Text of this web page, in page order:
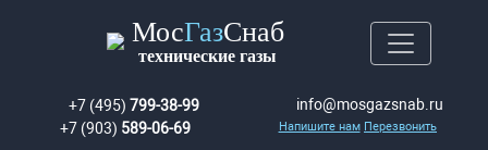
МосГазСнаб
технические газы
+7 (495) 799-38-99
+7 (903) 589-06-69
info@mosgazsnab.ru
Напишите нам Перезвонить